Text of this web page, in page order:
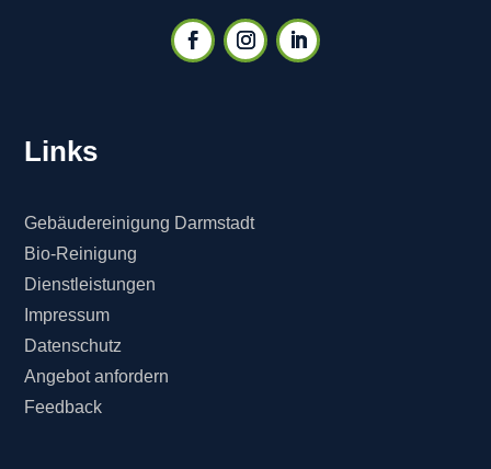
Links
Gebäudereinigung Darmstadt
Bio-Reinigung
Dienstleistungen
Impressum
Datenschutz
Angebot anfordern
Feedback